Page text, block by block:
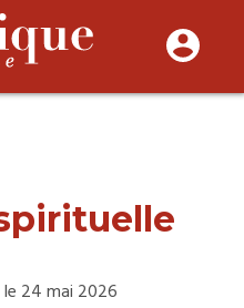
le 24 mai 2026